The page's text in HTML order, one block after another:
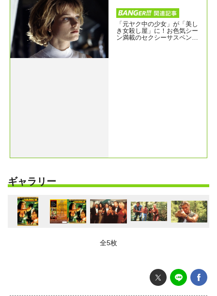
「元ヤク中の少女」が「美し
き女殺し屋」に！お色気シー
ン満載のセクシーサスペンス
ギャラリー
全5枚